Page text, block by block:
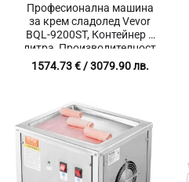
Професионална машина
за крем сладолед Vevor
BQL-9200ST, Контейнер 4
литра, Производителност
до 10 литра на час,
Замразяване за 15 минути
1574.73€/ 3079.90 лв.